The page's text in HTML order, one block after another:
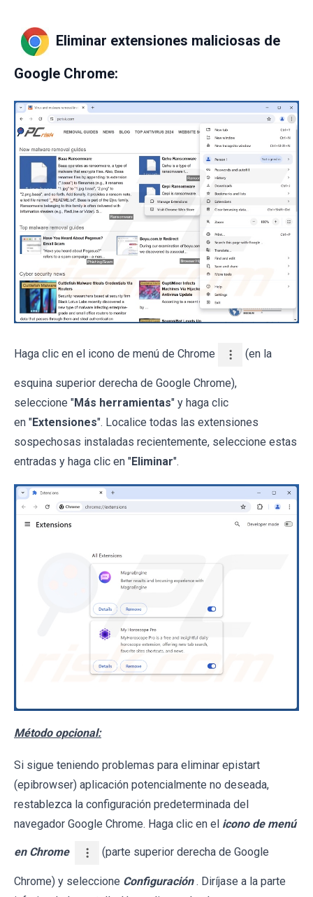
Eliminar extensiones maliciosas de
Google Chrome:
Haga clic en el icono de menú de Chrome (en la
esquina superior derecha de Google Chrome),
seleccione "Más herramientas" y haga clic
en "Extensiones". Localice todas las extensiones
sospechosas instaladas recientemente, seleccione estas
entradas y haga clic en "Eliminar".
Método opcional:
Si sigue teniendo problemas para eliminar epistart
(epibrowser) aplicación potencialmente no deseada,
restablezca la configuración predeterminada del
navegador Google Chrome. Haga clic en el icono de menú
en Chrome (parte superior derecha de Google
Chrome) y seleccione Configuración . Diríjase a la parte